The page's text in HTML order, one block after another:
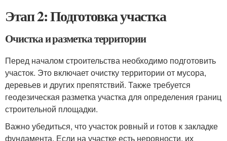
Этап 2: Подготовка участка
Очистка и разметка территории
Перед началом строительства необходимо подготовить
участок. Это включает очистку территории от мусора,
деревьев и других препятствий. Также требуется
геодезическая разметка участка для определения границ
строительной площадки.
Важно убедиться, что участок ровный и готов к закладке
фундамента. Если на участке есть неровности, их